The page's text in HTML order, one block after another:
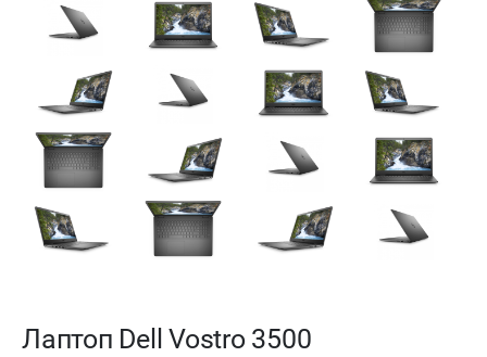
Лаптоп Dell Vostro 3500